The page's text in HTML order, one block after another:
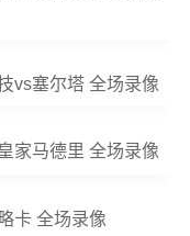
vs塞尔塔 全场录像
家马德里 全场录像
卡 全场录像